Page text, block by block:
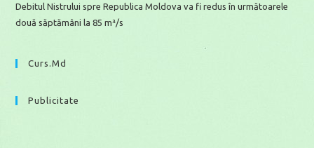
Debitul Nistrului spre Republica Moldova va fi redus în următoarele
două săptămâni la 85 m³/s
Curs.md
Publicitate